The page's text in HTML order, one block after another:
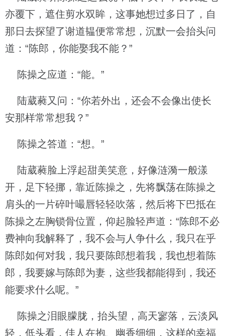
亦覆下，遮住剪水双眸，这事她想过多日了，自
那日去探望了谢道韫便常常想，沉默一会抬头问
道：“陈郎，你能娶我不能？”
陈操之应道：“能。”
陆葳蕤又问：“你若外出，还会不会像出使长
安那样常常想我？”
陈操之答道：“想。”
陆葳蕤脸上浮起甜美笑意，好像涟漪一般漾
开，足下轻挪，靠近陈操之，先将飘荡在陈操之
肩头的一片碎叶嘬唇轻轻吹落，然后将下巴抵在
陈操之左胸锁骨位置，仰起脸轻声道：“陈郎不必
费神向我解释了，我不会与人争什么，我只在乎
陈郎如何对我，我只要陈郎想着我，我也想着陈
郎，我要嫁与陈郎为妻，这些我都能得到，我还
能要求什么呢。”
陈操之泪眼朦胧，抬头望，高天寥落，云淡风
轻，低头看，佳人在抱、幽香细细，这样的幸福